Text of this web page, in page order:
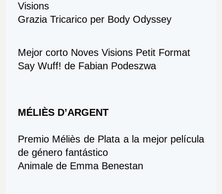
Visions
Grazia Tricarico per Body Odyssey
Mejor corto Noves Visions Petit Format
Say Wuff! de Fabian Podeszwa
MÉLIÈS D’ARGENT
Premio Méliès de Plata a la mejor película
de género fantástico
Animale de Emma Benestan